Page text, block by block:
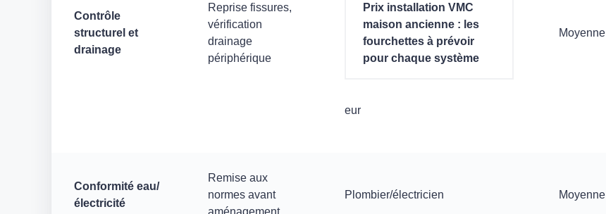
Contrôle
structurel et
drainage
Reprise fissures,
vérification
drainage
périphérique
Prix installation VMC
maison ancienne : les
fourchettes à prévoir
pour chaque système
eur
Moyenne
Conformité eau/
électricité
Remise aux
normes avant
aménagement
Plombier/électricien Moyenne